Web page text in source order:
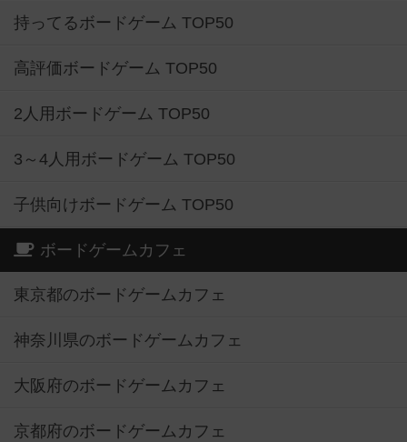
持ってるボードゲーム TOP50
高評価ボードゲーム TOP50
2人用ボードゲーム TOP50
3～4人用ボードゲーム TOP50
子供向けボードゲーム TOP50
ボードゲームカフェ
東京都のボードゲームカフェ
神奈川県のボードゲームカフェ
大阪府のボードゲームカフェ
京都府のボードゲームカフェ